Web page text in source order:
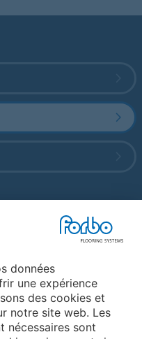
données
une expérience
des cookies et
notre site web. Les
nécessaires sont